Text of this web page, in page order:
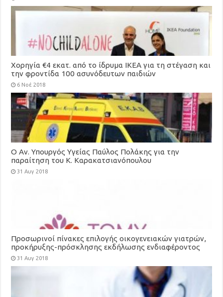
Χορηγία €4 εκατ. από το ίδρυμα ΙΚΕΑ για τη στέγαση και
την φροντίδα 100 ασυνόδευτων παιδιών
6 Νοέ 2018
Ο Αν. Υπουργός Υγείας Παύλος Πολάκης για την
παραίτηση του Κ. Καρακατσιανόπουλου
31 Αυγ 2018
Προσωρινοί πίνακες επιλογής οικογενειακών γιατρών,
προκήρυξης-πρόσκλησης εκδήλωσης ενδιαφέροντος
για τη στελέχωση των Τοπικών Μονάδων Υγείας
(ΤΟΜΥ)
31 Αυγ 2018